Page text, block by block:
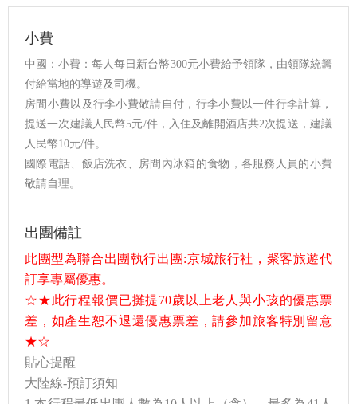
小費
中國：小費：每人每日新台幣300元小費給予領隊，由領隊統籌
付給當地的導遊及司機。
房間小費以及行李小費敬請自付，行李小費以一件行李計算，
提送一次建議人民幣5元/件，入住及離開酒店共2次提送，建議
人民幣10元/件。
國際電話、飯店洗衣、房間內冰箱的食物，各服務人員的小費
敬請自理。
出團備註
此團型為聯合出團執行出團:京城旅行社，聚客旅遊代
訂享專屬優惠。
☆★此行程報價已攤提70歲以上老人與小孩的優惠票
差，如產生恕不退還優惠票差，請參加旅客特別留意
★☆
貼心提醒
大陸線-預訂須知